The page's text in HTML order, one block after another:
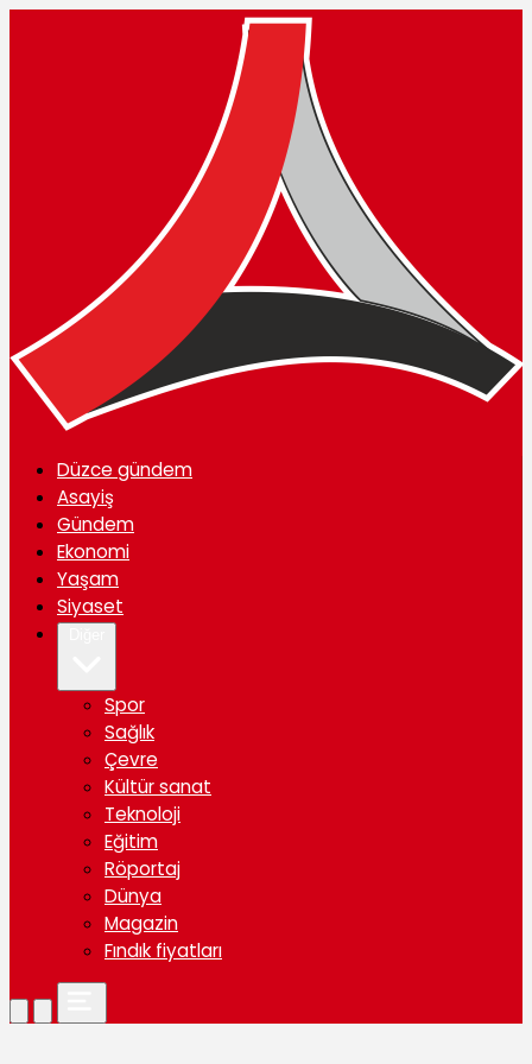
Düzce gündem
Asayiş
Gündem
Ekonomi
Yaşam
Siyaset
Spor
Sağlık
Çevre
Kültür sanat
Teknoloji
Eğitim
Röportaj
Dünya
Magazin
Fındık fiyatları